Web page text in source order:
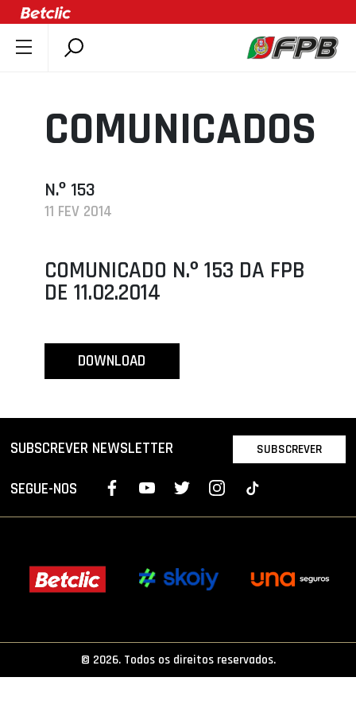
DOCUMENTOS
ÚLTIMAS
ASSOCIAÇÕES
CLUBES
AGENDA
SELEÇÕES
ÁREA TÉCNICA
PROJETOS
LIGA BETCLIC FEMININA
COMUNICADOS
N.º 153
11 FEV 2014
COMUNICADO N.º 153 DA FPB
DE 11.02.2014
DOWNLOAD
SUBSCREVER NEWSLETTER SUBSCREVER
SEGUE-NOS
© 2026. Todos os direitos reservados.